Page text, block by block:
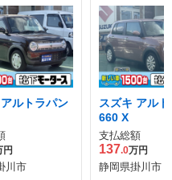
ルトラパン
円
川市
スズキ アル
660 X
支払総額
137.0万円
静岡県掛川市